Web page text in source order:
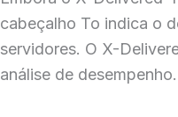
cabeçalho To indica o
servidores. O X-
análise de desempenho.